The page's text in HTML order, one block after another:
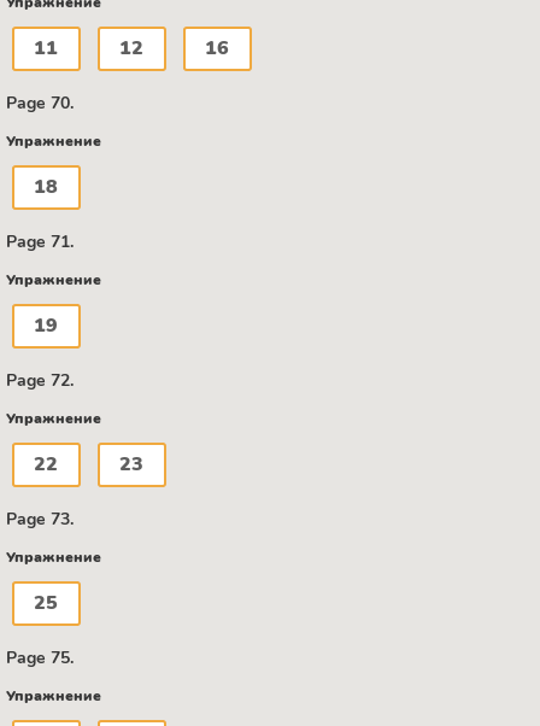
11 12 16
Page 70.
Упражнение
18
Page 71.
Упражнение
19
Page 72.
Упражнение
22 23
Page 73.
Упражнение
25
Page 75.
Упражнение